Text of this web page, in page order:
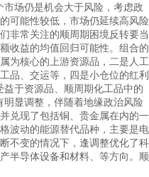
市场仍是机会大于风险，考虑政
可能性较低，市场仍延续高风险
非常关注的顺周期困境反转要当
收益的均值回归可能性。组合的
为核心的上游资源品，二是人工
品、交运等，四是小仓位的红利
益于资源品、顺周期化工品中的
显调整，伴随着地缘政治风险
兑现了包括铜、贵金属在内的一
波动的能源替代品种，主要是电
不变的情况下，逢调整优化了科
半导体设备和材料、等方向。顺